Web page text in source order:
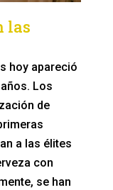
las
hoy apareció
Los
de
a las élites
con
se han